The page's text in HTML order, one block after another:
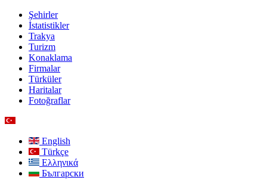
Şehirler
İstatistikler
Trakya
Turizm
Konaklama
Firmalar
Türküler
Haritalar
Fotoğraflar
English
Türkçe
Ελληνικά
Български